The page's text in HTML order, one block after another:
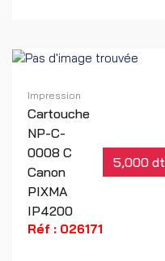
Impression
Cartouche
NP-C-
0008 C
Canon
PIXMA
IP4200
5,000 dt
Réf : 026171